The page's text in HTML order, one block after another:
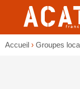
Accueil › Groupes